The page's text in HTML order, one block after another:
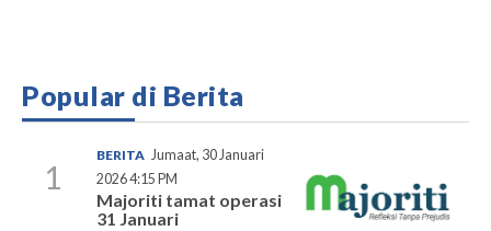
Popular di Berita
1
BERITA Jumaat, 30 Januari
2026 4:15 PM
Majoriti tamat operasi
31 Januari